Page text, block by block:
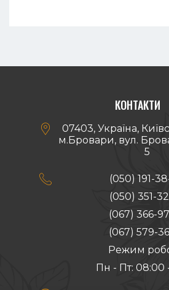
Київ.Чекаємо на вас у
КОНТАКТИ

07403, Україна,
м.Бровари, вул.
5

(050) 191-
(050) 351-
(067) 366-
(067) 579-
Режим
Пн - Пт: 08:00